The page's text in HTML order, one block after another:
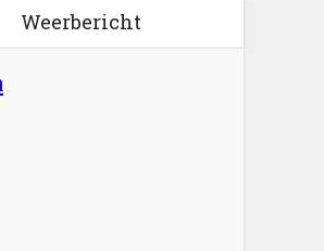
Weerbericht